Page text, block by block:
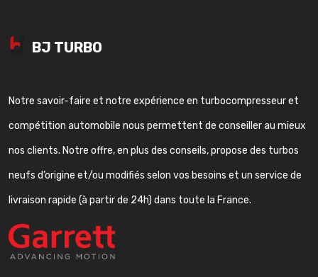
BJ TURBO
Notre savoir-faire et notre expérience en turbocompresseur et
compétition automobile nous permettent de conseiller au mieux
nos clients. Notre offre, en plus des conseils, propose des turbos
neufs d’origine et/ou modifiés selon vos besoins et un service de
livraison rapide (à partir de 24h) dans toute la France.